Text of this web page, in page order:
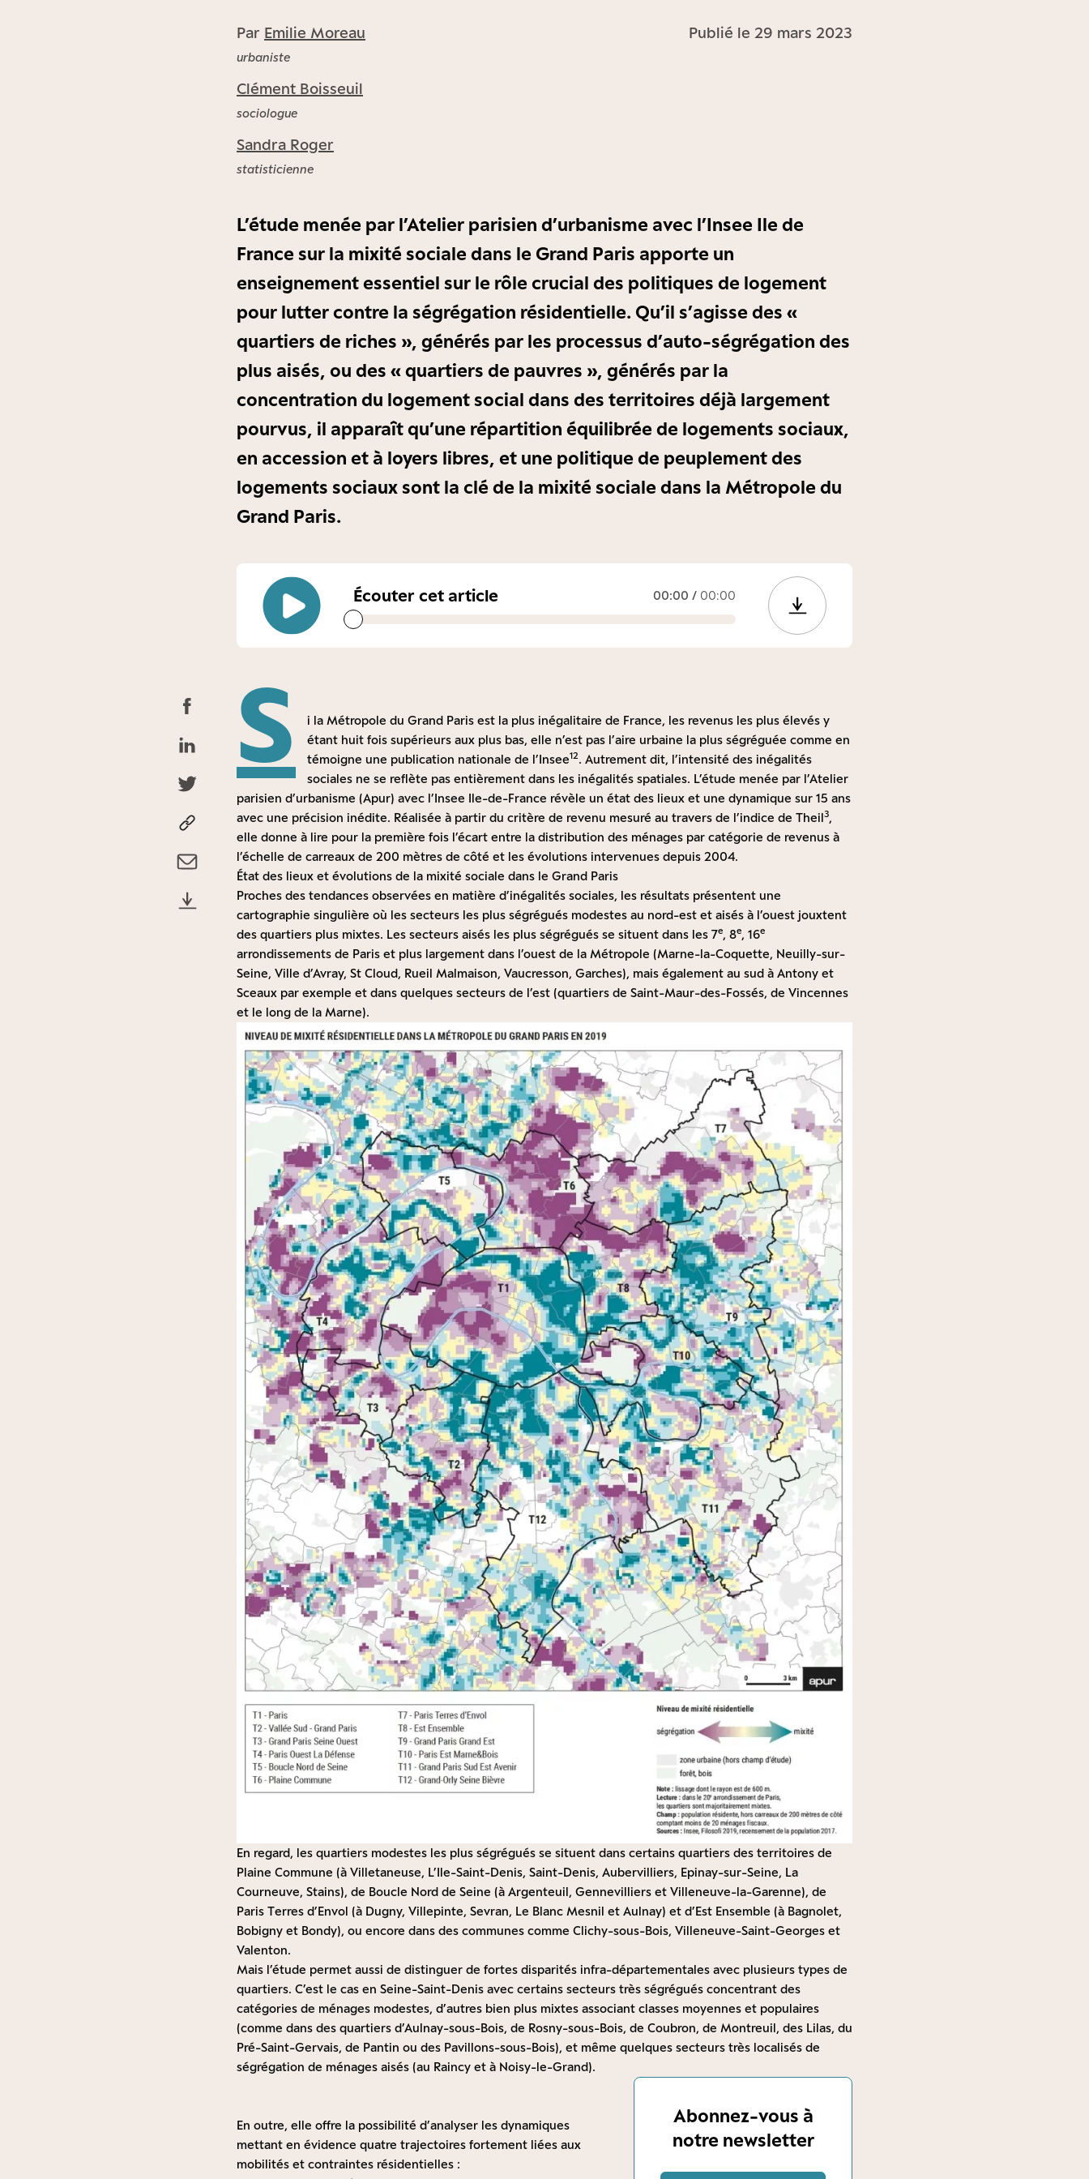
Publié le 29 mars 2023
Par Emilie Moreau
urbaniste
Clément Boisseuil
sociologue
Sandra Roger
statisticienne
L’étude menée par l’Atelier parisien d’urbanisme avec l’Insee Ile de
France sur la mixité sociale dans le Grand Paris apporte un
enseignement essentiel sur le rôle crucial des politiques de logement
pour lutter contre la ségrégation résidentielle. Qu’il s’agisse des «
quartiers de riches », générés par les processus d’auto-ségrégation des
plus aisés, ou des « quartiers de pauvres », générés par la
concentration du logement social dans des territoires déjà largement
pourvus, il apparaît qu’une répartition équilibrée de logements sociaux,
en accession et à loyers libres, et une politique de peuplement des
logements sociaux sont la clé de la mixité sociale dans la Métropole du
Grand Paris.
Écouter cet article 00:00 / 00:00
S
i la Métropole du Grand Paris est la plus inégalitaire de France, les revenus les plus élevés y
étant huit fois supérieurs aux plus bas, elle n’est pas l’aire urbaine la plus ségréguée comme en
témoigne une publication nationale de l’Insee12. Autrement dit, l’intensité des inégalités
sociales ne se reflète pas entièrement dans les inégalités spatiales. L’étude menée par l’Atelier
parisien d’urbanisme (Apur) avec l’Insee Ile-de-France révèle un état des lieux et une dynamique sur 15 ans
avec une précision inédite. Réalisée à partir du critère de revenu mesuré au travers de l’indice de Theil3,
elle donne à lire pour la première fois l’écart entre la distribution des ménages par catégorie de revenus à
l’échelle de carreaux de 200 mètres de côté et les évolutions intervenues depuis 2004.
État des lieux et évolutions de la mixité sociale dans le Grand Paris
Proches des tendances observées en matière d’inégalités sociales, les résultats présentent une
cartographie singulière où les secteurs les plus ségrégués modestes au nord-est et aisés à l’ouest jouxtent
des quartiers plus mixtes. Les secteurs aisés les plus ségrégués se situent dans les 7e, 8e, 16e
arrondissements de Paris et plus largement dans l’ouest de la Métropole (Marne-la-Coquette, Neuilly-sur-
Seine, Ville d’Avray, St Cloud, Rueil Malmaison, Vaucresson, Garches), mais également au sud à Antony et
Sceaux par exemple et dans quelques secteurs de l’est (quartiers de Saint-Maur-des-Fossés, de Vincennes
et le long de la Marne).
En regard, les quartiers modestes les plus ségrégués se situent dans certains quartiers des territoires de
Plaine Commune (à Villetaneuse, L’Ile-Saint-Denis, Saint-Denis, Aubervilliers, Epinay-sur-Seine, La
Courneuve, Stains), de Boucle Nord de Seine (à Argenteuil, Gennevilliers et Villeneuve-la-Garenne), de
Paris Terres d’Envol (à Dugny, Villepinte, Sevran, Le Blanc Mesnil et Aulnay) et d’Est Ensemble (à Bagnolet,
Bobigny et Bondy), ou encore dans des communes comme Clichy-sous-Bois, Villeneuve-Saint-Georges et
Valenton.
Mais l’étude permet aussi de distinguer de fortes disparités infra-départementales avec plusieurs types de
quartiers. C’est le cas en Seine-Saint-Denis avec certains secteurs très ségrégués concentrant des
catégories de ménages modestes, d’autres bien plus mixtes associant classes moyennes et populaires
(comme dans des quartiers d’Aulnay-sous-Bois, de Rosny-sous-Bois, de Coubron, de Montreuil, des Lilas, du
Pré-Saint-Gervais, de Pantin ou des Pavillons-sous-Bois), et même quelques secteurs très localisés de
ségrégation de ménages aisés (au Raincy et à Noisy-le-Grand).
Abonnez-vous à
notre newsletter
En outre, elle offre la possibilité d’analyser les dynamiques
mettant en évidence quatre trajectoires fortement liées aux
mobilités et contraintes résidentielles :